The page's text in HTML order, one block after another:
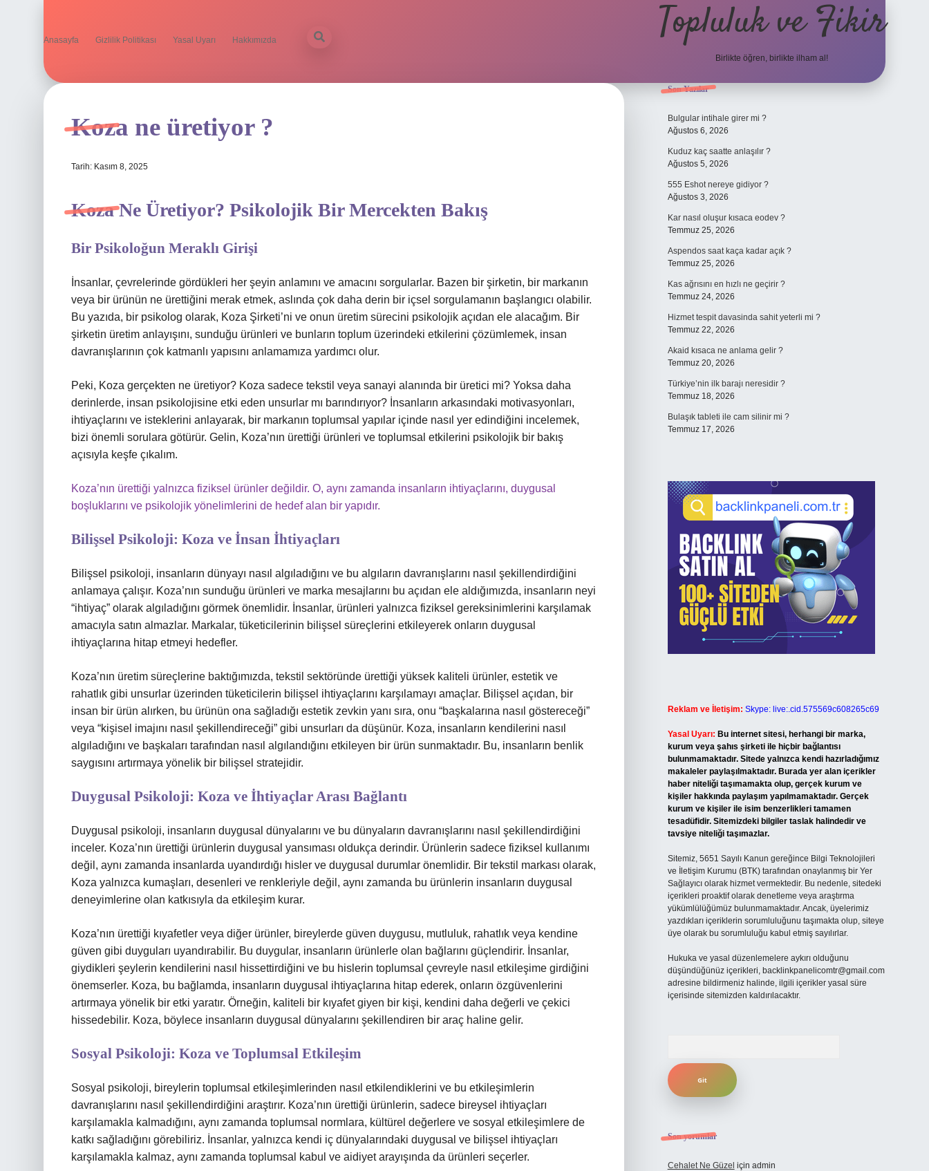
Anasayfa Gizlilik Politikası Yasal Uyarı Hakkımızda Topluluk ve Fikir
Birlikte öğren, birlikte ilham al!
Koza ne üretiyor ?
Tarih: Kasım 8, 2025
Koza Ne Üretiyor? Psikolojik Bir Mercekten Bakış
Bir Psikoloğun Meraklı Girişi
İnsanlar, çevrelerinde gördükleri her şeyin anlamını ve amacını sorgularlar. Bazen bir şirketin, bir markanın
veya bir ürünün ne ürettiğini merak etmek, aslında çok daha derin bir içsel sorgulamanın başlangıcı olabilir.
Bu yazıda, bir psikolog olarak, Koza Şirketi’ni ve onun üretim sürecini psikolojik açıdan ele alacağım. Bir
şirketin üretim anlayışını, sunduğu ürünleri ve bunların toplum üzerindeki etkilerini çözümlemek, insan
davranışlarının çok katmanlı yapısını anlamamıza yardımcı olur.
Peki, Koza gerçekten ne üretiyor? Koza sadece tekstil veya sanayi alanında bir üretici mi? Yoksa daha
derinlerde, insan psikolojisine etki eden unsurlar mı barındırıyor? İnsanların arkasındaki motivasyonları,
ihtiyaçlarını ve isteklerini anlayarak, bir markanın toplumsal yapılar içinde nasıl yer edindiğini incelemek,
bizi önemli sorulara götürür. Gelin, Koza’nın ürettiği ürünleri ve toplumsal etkilerini psikolojik bir bakış
açısıyla keşfe çıkalım.
Koza’nın ürettiği yalnızca fiziksel ürünler değildir. O, aynı zamanda insanların ihtiyaçlarını, duygusal
boşluklarını ve psikolojik yönelimlerini de hedef alan bir yapıdır.
Bilişsel Psikoloji: Koza ve İnsan İhtiyaçları
Bilişsel psikoloji, insanların dünyayı nasıl algıladığını ve bu algıların davranışlarını nasıl şekillendirdiğini
anlamaya çalışır. Koza’nın sunduğu ürünleri ve marka mesajlarını bu açıdan ele aldığımızda, insanların neyi
“ihtiyaç” olarak algıladığını görmek önemlidir. İnsanlar, ürünleri yalnızca fiziksel gereksinimlerini karşılamak
amacıyla satın almazlar. Markalar, tüketicilerinin bilişsel süreçlerini etkileyerek onların duygusal
ihtiyaçlarına hitap etmeyi hedefler.
Koza’nın üretim süreçlerine baktığımızda, tekstil sektöründe ürettiği yüksek kaliteli ürünler, estetik ve
rahatlık gibi unsurlar üzerinden tüketicilerin bilişsel ihtiyaçlarını karşılamayı amaçlar. Bilişsel açıdan, bir
insan bir ürün alırken, bu ürünün ona sağladığı estetik zevkin yanı sıra, onu “başkalarına nasıl göstereceği”
veya “kişisel imajını nasıl şekillendireceği” gibi unsurları da düşünür. Koza, insanların kendilerini nasıl
algıladığını ve başkaları tarafından nasıl algılandığını etkileyen bir ürün sunmaktadır. Bu, insanların benlik
saygısını artırmaya yönelik bir bilişsel stratejidir.
Duygusal Psikoloji: Koza ve İhtiyaçlar Arası Bağlantı
Duygusal psikoloji, insanların duygusal dünyalarını ve bu dünyaların davranışlarını nasıl şekillendirdiğini
inceler. Koza’nın ürettiği ürünlerin duygusal yansıması oldukça derindir. Ürünlerin sadece fiziksel kullanımı
değil, aynı zamanda insanlarda uyandırdığı hisler ve duygusal durumlar önemlidir. Bir tekstil markası olarak,
Koza yalnızca kumaşları, desenleri ve renkleriyle değil, aynı zamanda bu ürünlerin insanların duygusal
deneyimlerine olan katkısıyla da etkileşim kurar.
Koza’nın ürettiği kıyafetler veya diğer ürünler, bireylerde güven duygusu, mutluluk, rahatlık veya kendine
güven gibi duyguları uyandırabilir. Bu duygular, insanların ürünlerle olan bağlarını güçlendirir. İnsanlar,
giydikleri şeylerin kendilerini nasıl hissettirdiğini ve bu hislerin toplumsal çevreyle nasıl etkileşime girdiğini
önemserler. Koza, bu bağlamda, insanların duygusal ihtiyaçlarına hitap ederek, onların özgüvenlerini
artırmaya yönelik bir etki yaratır. Örneğin, kaliteli bir kıyafet giyen bir kişi, kendini daha değerli ve çekici
hissedebilir. Koza, böylece insanların duygusal dünyalarını şekillendiren bir araç haline gelir.
Sosyal Psikoloji: Koza ve Toplumsal Etkileşim
Sosyal psikoloji, bireylerin toplumsal etkileşimlerinden nasıl etkilendiklerini ve bu etkileşimlerin
davranışlarını nasıl şekillendirdiğini araştırır. Koza’nın ürettiği ürünlerin, sadece bireysel ihtiyaçları
karşılamakla kalmadığını, aynı zamanda toplumsal normlara, kültürel değerlere ve sosyal etkileşimlere de
katkı sağladığını görebiliriz. İnsanlar, yalnızca kendi iç dünyalarındaki duygusal ve bilişsel ihtiyaçları
karşılamakla kalmaz, aynı zamanda toplumsal kabul ve aidiyet arayışında da ürünleri seçerler.
Sidebar
Son Yazılar
Bulgular intihale girer mi ?
Ağustos 6, 2026
Kuduz kaç saatte anlaşılır ?
Ağustos 5, 2026
555 Eshot nereye gidiyor ?
Ağustos 3, 2026
Kar nasıl oluşur kısaca eodev ?
Temmuz 25, 2026
Aspendos saat kaça kadar açık ?
Temmuz 25, 2026
Kas ağrısını en hızlı ne geçirir ?
Temmuz 24, 2026
Hizmet tespit davasinda sahit yeterli mi ?
Temmuz 22, 2026
Akaid kısaca ne anlama gelir ?
Temmuz 20, 2026
Türkiye’nin ilk barajı neresidir ?
Temmuz 18, 2026
Bulaşık tableti ile cam silinir mi ?
Temmuz 17, 2026
Reklam ve İletişim: Skype: live:.cid.575569c608265c69
Yasal Uyarı: Bu internet sitesi, herhangi bir marka,
kurum veya şahıs şirketi ile hiçbir bağlantısı
bulunmamaktadır. Sitede yalnızca kendi hazırladığımız
makaleler paylaşılmaktadır. Burada yer alan içerikler
haber niteliği taşımamakta olup, gerçek kurum ve
kişiler hakkında paylaşım yapılmamaktadır. Gerçek
kurum ve kişiler ile isim benzerlikleri tamamen
tesadüfidir. Sitemizdeki bilgiler taslak halindedir ve
tavsiye niteliği taşımazlar.
Sitemiz, 5651 Sayılı Kanun gereğince Bilgi Teknolojileri
ve İletişim Kurumu (BTK) tarafından onaylanmış bir Yer
Sağlayıcı olarak hizmet vermektedir. Bu nedenle, sitedeki
içerikleri proaktif olarak denetleme veya araştırma
yükümlülüğümüz bulunmamaktadır. Ancak, üyelerimiz
yazdıkları içeriklerin sorumluluğunu taşımakta olup, siteye
üye olarak bu sorumluluğu kabul etmiş sayılırlar.
Hukuka ve yasal düzenlemelere aykırı olduğunu
düşündüğünüz içerikleri, backlinkpanelicomtr@gmail.com
adresine bildirmeniz halinde, ilgili içerikler yasal süre
içerisinde sitemizden kaldırılacaktır.
Son yorumlar
Cehalet Ne Güzel için admin